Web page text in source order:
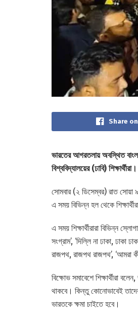
Share
ভারতের আগরতলায় অবস্থিত
বিশ্ববিদ্যালয়ের (ঢাবি) শিক্ষার্থীরা।
সোমবার (২ ডিসেম্বর) রাত সোয়া
এ সময় বিভিন্ন হল থেকে
এ সময় শিক্ষার্থীরারা বিভিন্ন
সংগ্রাম’, ‘দিল্লি না ঢাকা, ঢাকা
রাজপথ, রাজপথ রাজপথ’, ‘আমরা
বিক্ষোভ সমাবেশে শিক্ষার্থীরা
থাকবে। কিন্তু কোনোভাবেই
ভারতকে ক্ষমা চাইতে হবে।